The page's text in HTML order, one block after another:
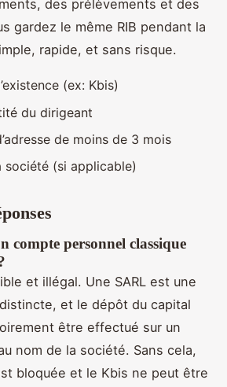
des prélèvements et des
gardez le même RIB pendant la
rapide, et sans risque.
(ex: Kbis)
du dirigeant
de moins de 3 mois
société (si applicable)
compte personnel classique
et illégal. Une SARL est une
et le dépôt du capital
être effectué sur un
nom de la société. Sans cela,
bloquée et le Kbis ne peut être